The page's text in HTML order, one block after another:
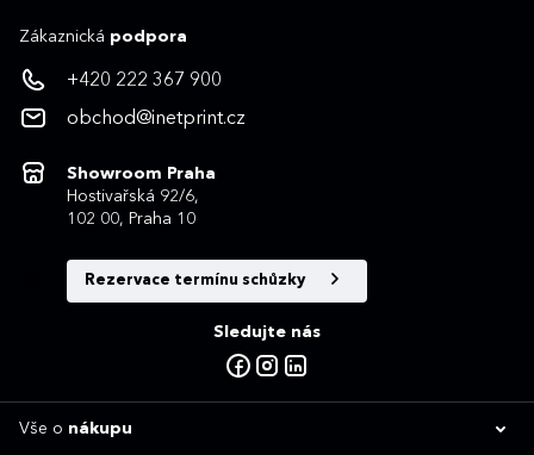
Zákaznická podpora
+420 222 367 900
obchod@inetprint.cz
Showroom Praha
Hostivařská 92/6,
102 00, Praha 10
Rezervace termínu schůzky
Sledujte nás
Vše o nákupu